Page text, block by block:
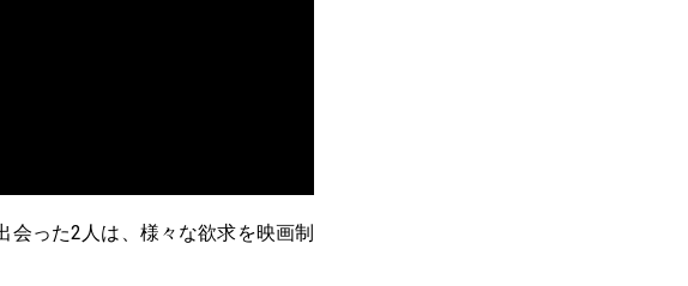
会った2人は、様々な欲求を映画制